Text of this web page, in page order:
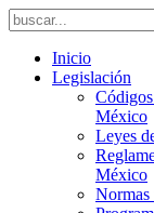
Inicio
Legislación
México
Leyes
México
Normas